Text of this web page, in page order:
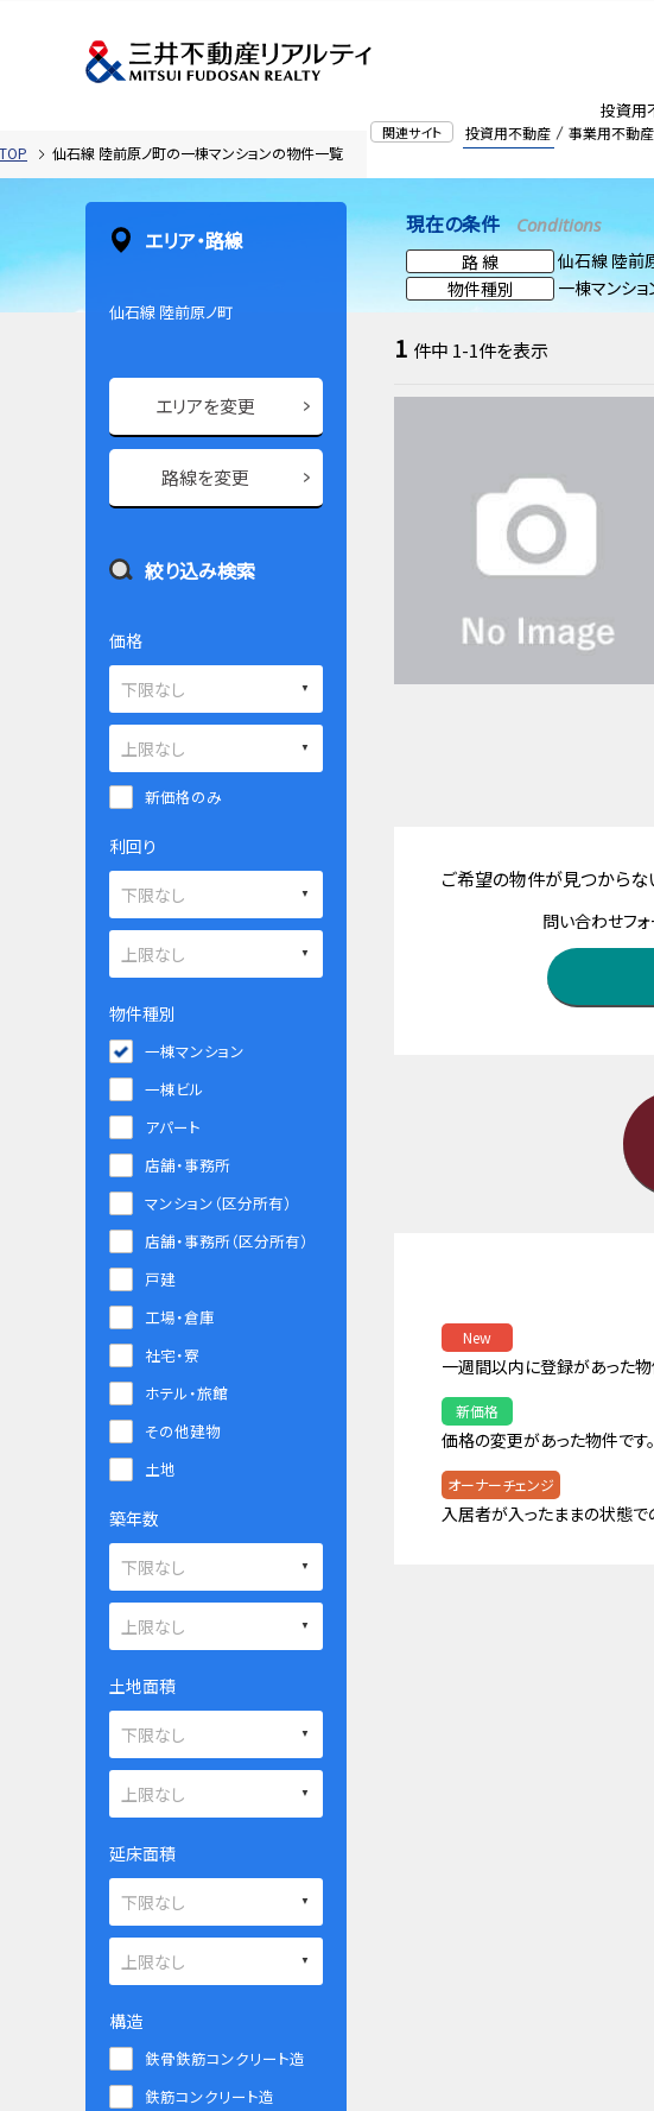
関連サイト 投資用不動産 事業用不動産
投資用
仙石線 陸前原ノ町の一棟マンションの物件一覧
現在の条件 Conditions
路 線
仙石線 陸前
物件種別
一棟マンショ
1 件中 1-1件を表示
ご希望の物件が見つからな
問い合わせフ
New
一週間以内に登録があった物
新価格
価格の変更があった物件です。
オーナーチェンジ
入居者が入ったままの状態で
エリア・路線
仙石線 陸前原ノ町
エリアを変更
路線を変更
絞り込み検索
価格
新価格のみ
利回り
物件種別
一棟マンション
一棟ビル
アパート
店舗・事務所
マンション（区分所有）
店舗・事務所（区分所有）
戸建
工場・倉庫
社宅・寮
ホテル・旅館
その他建物
土地
築年数
土地面積
延床面積
構造
鉄骨鉄筋コンクリート造
鉄筋コンクリート造